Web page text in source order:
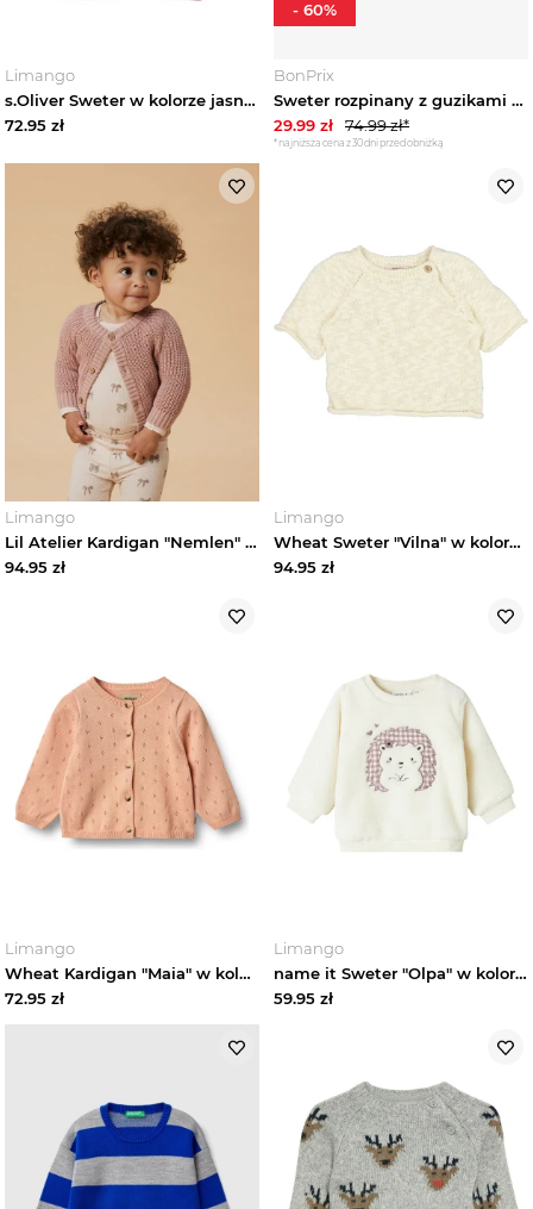
Zobacz wszystko
Kombinezony niemowlęce
Bluzy niemowlęce
Bluzki niemowlęce
Jeansy niemowlęce
Komplety niemowlęce
Kurtki niemowlęce
Legginsy niemowlęce
Sukienki niemowlęce
Swetry niemowlęce
Szorty niemowlęce
Marki
Trendy
Limango
s.Oliver Sweter w kolorze jasnoróżowym rozmiar: 86
72.95 zł
BonPrix
Sweter rozpinany z guzikami BonPrix biały
29.99 zł 74.99zł*
*najniższa cena z 30 dni przed obniżką
- 60%
Limango
Lil Atelier Kardigan "Nemlen" w kolorze jasnoróżowym rozmiar: 62 Lil' Atelier
94.95 zł
Limango
Wheat Sweter "Vilna" w kolorze beżowym rozmiar: 68
94.95 zł
Limango
Wheat Kardigan "Maia" w kolorze pomarańczowym rozmiar: 68
72.95 zł
Limango
name it Sweter "Olpa" w kolorze kremowo-fioletowym rozmiar: 62
59.95 zł